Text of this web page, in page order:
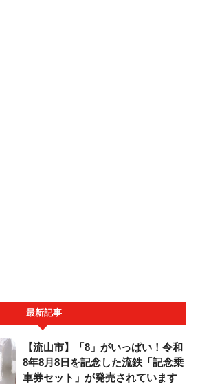
最新記事
【流山市】「8」がいっぱい！令和
8年8月8日を記念した流鉄「記念乗
車券セット」が発売されています